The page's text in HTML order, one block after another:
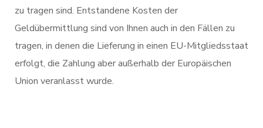
zu tragen sind. Entstandene Kosten der
Geldübermittlung sind von Ihnen auch in den Fällen zu
tragen, in denen die Lieferung in einen EU-Mitgliedsstaat
erfolgt, die Zahlung aber außerhalb der Europäischen
Union veranlasst wurde.